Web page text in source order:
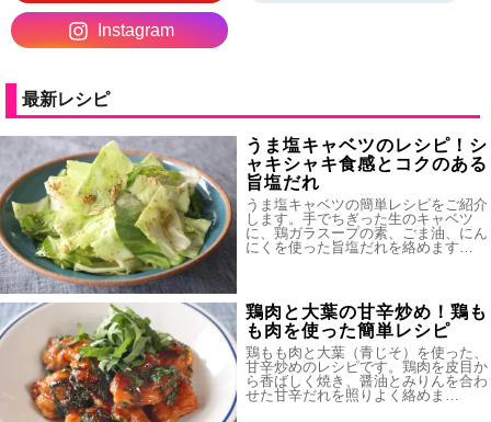
Instagram
最新レシピ
うま塩キャベツのレシピ！シ
ャキシャキ食感とコクのある
旨塩だれ
うま塩キャベツの簡単レシピをご紹介
します。手でちぎった生のキャベツ
に、鶏ガラスープの素、ごま油、にん
にくを使った旨塩だれを絡めます…
鶏肉と大葉の甘辛炒め！鶏も
も肉を使った簡単レシピ
鶏もも肉と大葉（青じそ）を使った、
甘辛炒めのレシピです。鶏肉を皮目か
ら香ばしく焼き、醤油とみりんを合わ
せた甘辛だれを照りよく絡めま…